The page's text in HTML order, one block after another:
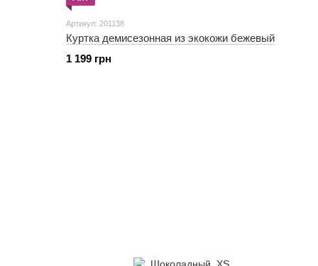
Артикул: 201138
Куртка демисезонная из экокожи бежевый
1 199 грн